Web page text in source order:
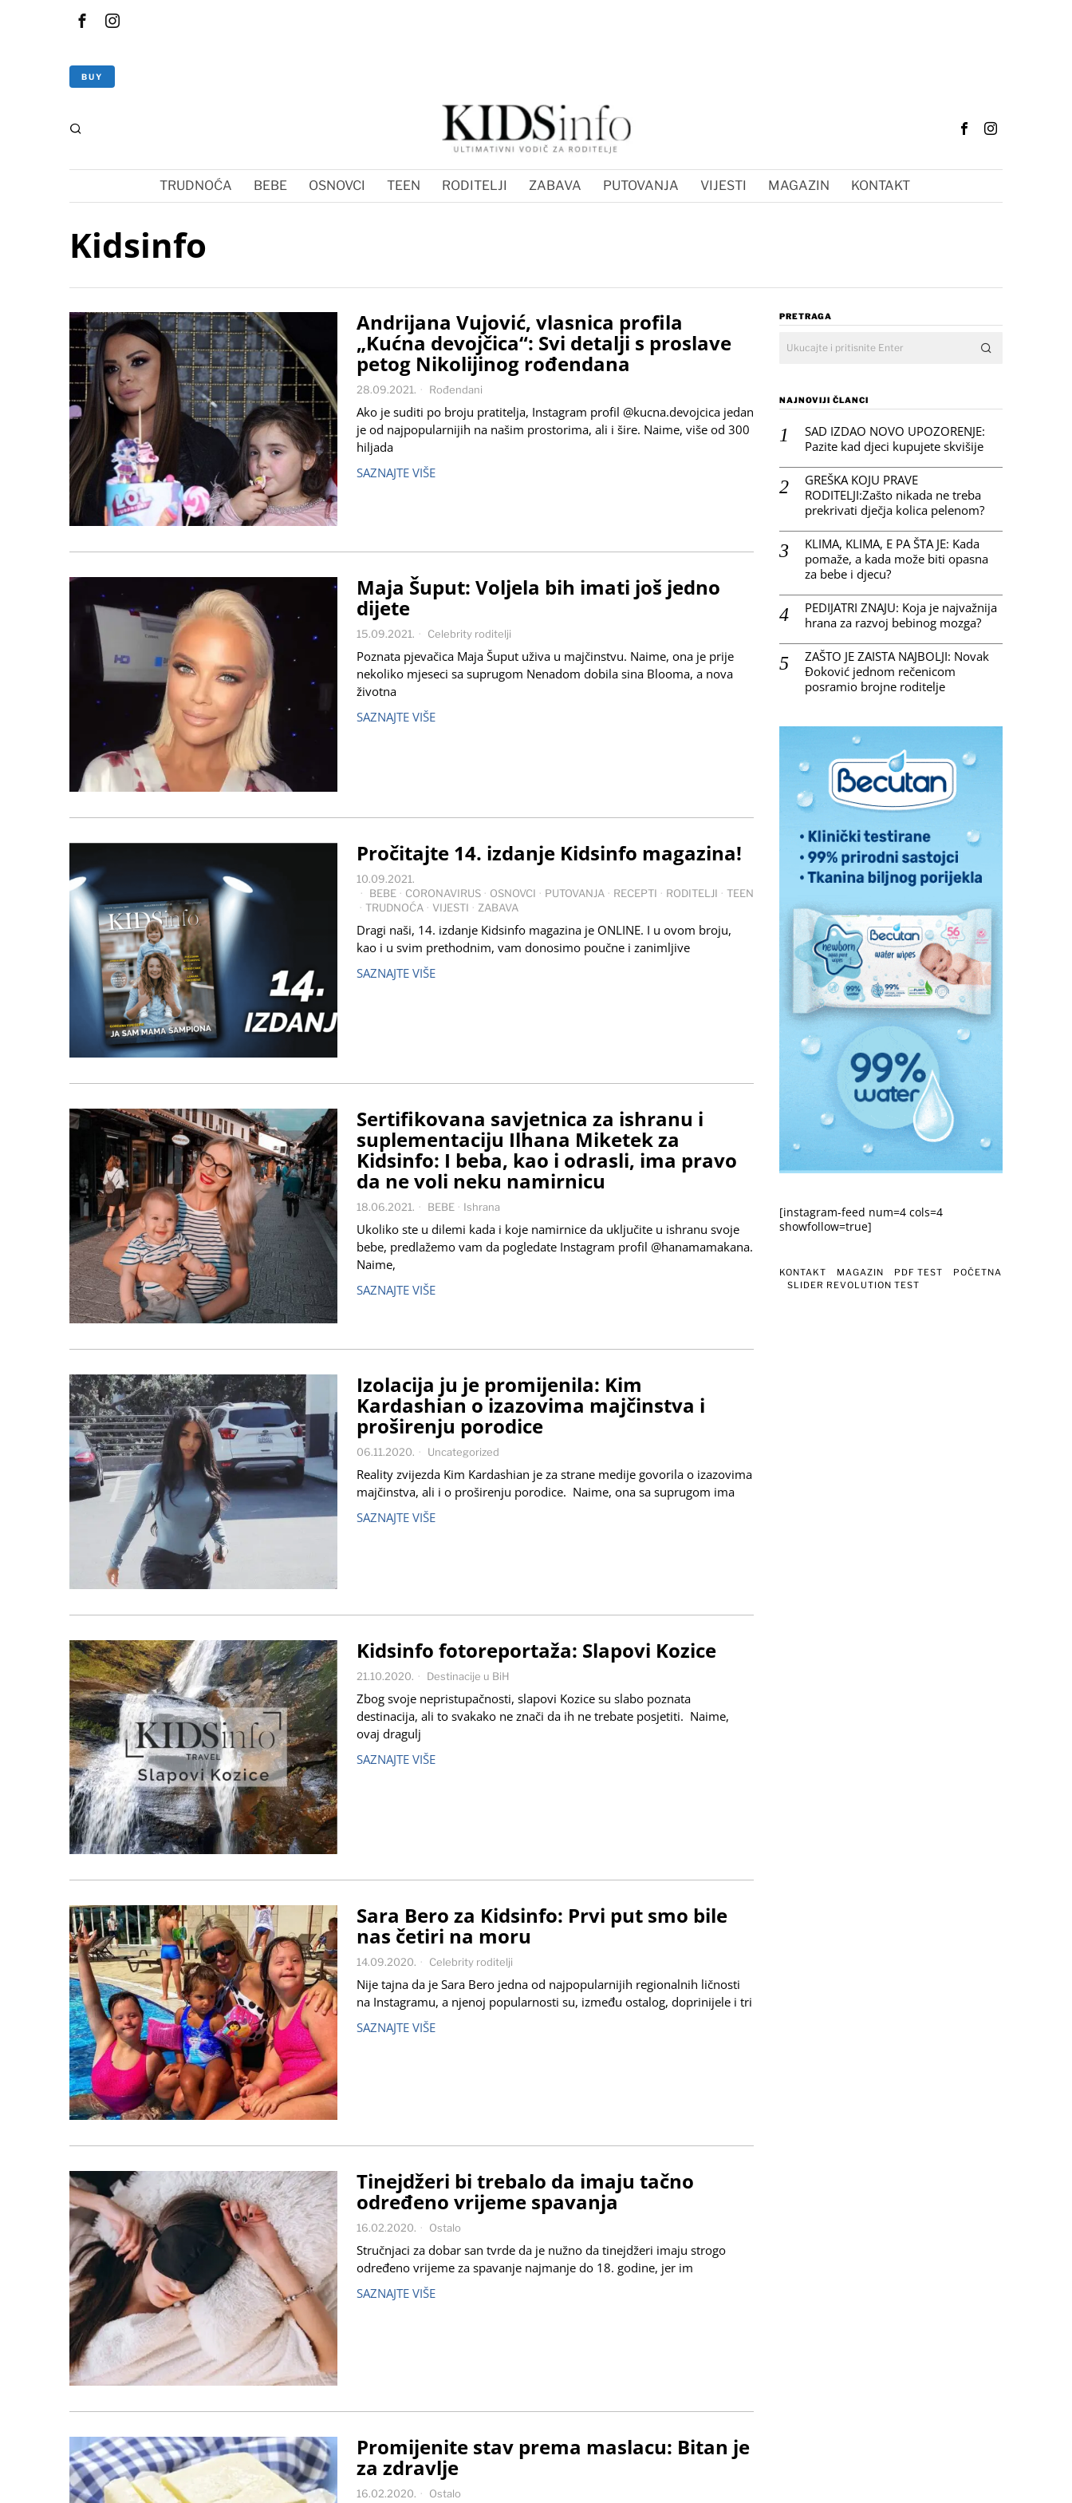
BUY
TRUDNOĆA BEBE OSNOVCI TEEN RODITELJI ZABAVA PUTOVANJA VIJESTI MAGAZIN KONTAKT
Kidsinfo
Andrijana Vujović, vlasnica profila
„Kućna devojčica“: Svi detalji s proslave
petog Nikolijinog rođendana
28.09.2021. Rođendani
Ako je suditi po broju pratitelja, Instagram profil @kucna.devojcica jedan
je od najpopularnijih na našim prostorima, ali i šire. Naime, više od 300
hiljada
SAZNAJTE VIŠE
Maja Šuput: Voljela bih imati još jedno
dijete
15.09.2021. Celebrity roditelji
Poznata pjevačica Maja Šuput uživa u majčinstvu. Naime, ona je prije
nekoliko mjeseci sa suprugom Nenadom dobila sina Blooma, a nova
životna
SAZNAJTE VIŠE
Pročitajte 14. izdanje Kidsinfo magazina!
10.09.2021.
BEBE · CORONAVIRUS · OSNOVCI · PUTOVANJA · RECEPTI · RODITELJI · TEEN
· TRUDNOĆA · VIJESTI · ZABAVA
Dragi naši, 14. izdanje Kidsinfo magazina je ONLINE. I u ovom broju,
kao i u svim prethodnim, vam donosimo poučne i zanimljive
SAZNAJTE VIŠE
Sertifikovana savjetnica za ishranu i
suplementaciju Ilhana Miketek za
Kidsinfo: I beba, kao i odrasli, ima pravo
da ne voli neku namirnicu
18.06.2021. BEBE · Ishrana
Ukoliko ste u dilemi kada i koje namirnice da uključite u ishranu svoje
bebe, predlažemo vam da pogledate Instagram profil @hanamamakana.
Naime,
SAZNAJTE VIŠE
Izolacija ju je promijenila: Kim
Kardashian o izazovima majčinstva i
proširenju porodice
06.11.2020. Uncategorized
Reality zvijezda Kim Kardashian je za strane medije govorila o izazovima
majčinstva, ali i o proširenju porodice. Naime, ona sa suprugom ima
SAZNAJTE VIŠE
Kidsinfo fotoreportaža: Slapovi Kozice
21.10.2020. Destinacije u BiH
Zbog svoje nepristupačnosti, slapovi Kozice su slabo poznata
destinacija, ali to svakako ne znači da ih ne trebate posjetiti. Naime,
ovaj dragulj
SAZNAJTE VIŠE
Sara Bero za Kidsinfo: Prvi put smo bile
nas četiri na moru
14.09.2020. Celebrity roditelji
Nije tajna da je Sara Bero jedna od najpopularnijih regionalnih ličnosti
na Instagramu, a njenoj popularnosti su, između ostalog, doprinijele i tri
SAZNAJTE VIŠE
Tinejdžeri bi trebalo da imaju tačno
određeno vrijeme spavanja
16.02.2020. Ostalo
Stručnjaci za dobar san tvrde da je nužno da tinejdžeri imaju strogo
određeno vrijeme za spavanje najmanje do 18. godine, jer im
SAZNAJTE VIŠE
Promijenite stav prema maslacu: Bitan je
za zdravlje
16.02.2020. Ostalo
PRETRAGA
NAJNOVIJI ČLANCI
SAD IZDAO NOVO UPOZORENJE:
Pazite kad djeci kupujete skvišije
GREŠKA KOJU PRAVE
RODITELJI:Zašto nikada ne treba
prekrivati dječja kolica pelenom?
KLIMA, KLIMA, E PA ŠTA JE: Kada
pomaže, a kada može biti opasna
za bebe i djecu?
PEDIJATRI ZNAJU: Koja je najvažnija
hrana za razvoj bebinog mozga?
ZAŠTO JE ZAISTA NAJBOLJI: Novak
Đoković jednom rečenicom
posramio brojne roditelje
[instagram-feed num=4 cols=4
showfollow=true]
KONTAKT MAGAZIN PDF TEST
POČETNA
SLIDER REVOLUTION TEST